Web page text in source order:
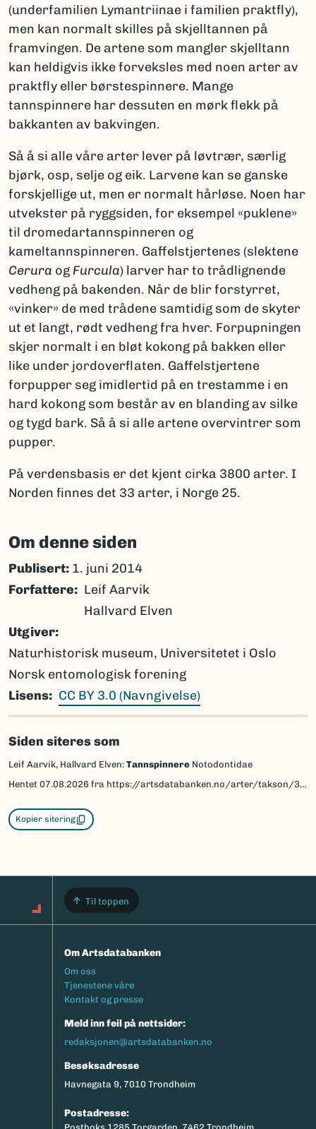
(underfamilien Lymantriinae i familien praktfly),
men kan normalt skilles på skjelltannen på
framvingen. De artene som mangler skjelltann
kan heldigvis ikke forveksles med noen arter av
praktfly eller børstespinnere. Mange
tannspinnere har dessuten en mørk flekk på
bakkanten av bakvingen.
Så å si alle våre arter lever på løvtrær, særlig
bjørk, osp, selje og eik. Larvene kan se ganske
forskjellige ut, men er normalt hårløse. Noen har
utvekster på ryggsiden, for eksempel «puklene»
til dromedartannspinneren og
kameltannspinneren. Gaffelstjertenes (slektene
Cerura og Furcula) larver har to trådlignende
vedheng på bakenden. Når de blir forstyrret,
«vinker» de med trådene samtidig som de skyter
ut et langt, rødt vedheng fra hver. Forpupningen
skjer normalt i en bløt kokong på bakken eller
like under jordoverflaten. Gaffelstjertene
forpupper seg imidlertid på en trestamme i en
hard kokong som består av en blanding av silke
og tygd bark. Så å si alle artene overvintrer som
pupper.
På verdensbasis er det kjent cirka 3800 arter. I
Norden finnes det 33 arter, i Norge 25.
Om denne siden
Publisert: 1. juni 2014
Forfattere
Leif Aarvik
Hallvard Elven
Utgiver
Naturhistorisk museum, Universitetet i Oslo
Norsk entomologisk forening
Lisens
CC BY 3.0 (Navngivelse)
Siden siteres som
Leif Aarvik, Hallvard Elven: Tannspinnere Notodontidae
Hentet 07.08.2026 fra https://artsdatabanken.no/arter/takson/30343/beskrivelse
Kopier sitering
Til toppen
Om Artsdatabanken
Footermeny
Om oss
Tjenestene våre
Kontakt og presse
Meld inn feil på nettsider:
redaksjonen@artsdatabanken.no
Besøksadresse
Havnegata 9, 7010 Trondheim
Postadresse: